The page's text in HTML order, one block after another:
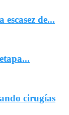
de...
cirugías